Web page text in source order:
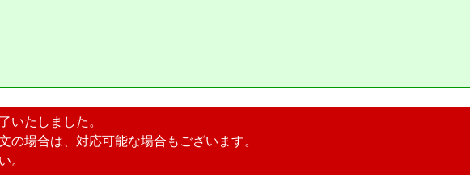
いたしました。
の場合は、対応可能な場合もございます。
。